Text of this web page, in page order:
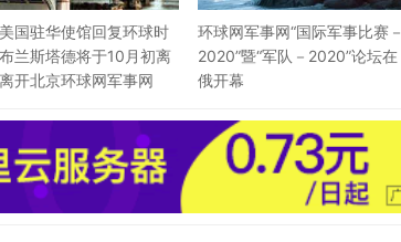
国驻华使馆回复环球时
兰斯塔德将于10月初离
开北京环球网军事网
环球网军事网“国际军事比赛－
2020”暨“军队－2020”论坛在
俄开幕